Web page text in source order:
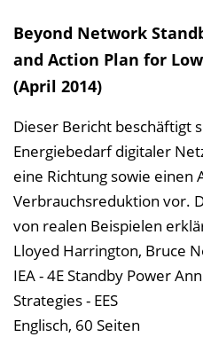
Beyond Network
and Action Plan for
(April 2014)
Dieser Bericht beschäftigt
Energiebedarf digitaler
eine Richtung sowie einen
Verbrauchsreduktion vor.
von realen Beispielen
Lloyed Harrington, Bruce
IEA - 4E Standby Power
Strategies - EES
Englisch, 60 Seiten